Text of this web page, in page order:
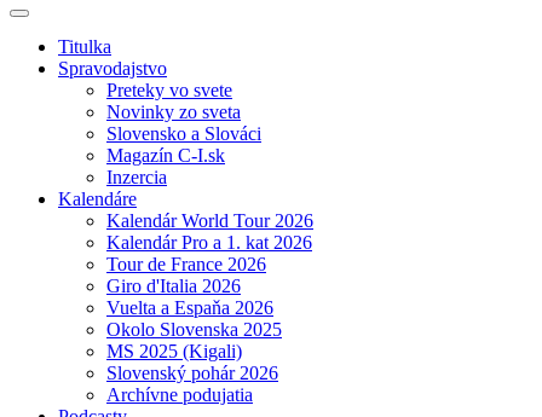
Titulka
Spravodajstvo
Preteky vo svete
Novinky zo sveta
Slovensko a Slováci
Magazín C-I.sk
Inzercia
Kalendáre
Kalendár World Tour 2026
Kalendár Pro a 1. kat 2026
Tour de France 2026
Giro d'Italia 2026
Vuelta a Espaňa 2026
Okolo Slovenska 2025
MS 2025 (Kigali)
Slovenský pohár 2026
Archívne podujatia